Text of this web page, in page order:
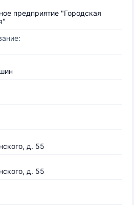
предприятие "Городская
д. 55
д. 55